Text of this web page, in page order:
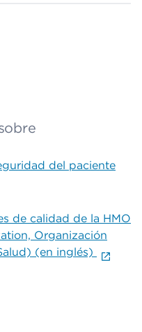
del paciente
de calidad de la HMO
Organización
(en inglés)